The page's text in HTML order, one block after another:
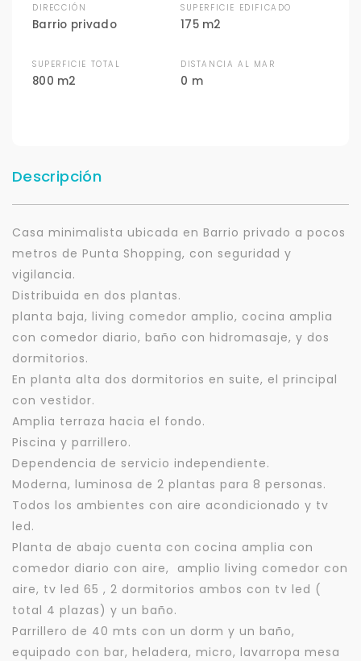
DIRECCIÓN
Barrio privado
SUPERFICIE EDIFICADO
175 m2
SUPERFICIE TOTAL
800 m2
DISTANCIA AL MAR
0 m
Descripción
Casa minimalista ubicada en Barrio privado a pocos
metros de Punta Shopping, con seguridad y
vigilancia.
Distribuida en dos plantas.
planta baja, living comedor amplio, cocina amplia
con comedor diario, baño con hidromasaje, y dos
dormitorios.
En planta alta dos dormitorios en suite, el principal
con vestidor.
Amplia terraza hacia el fondo.
Piscina y parrillero.
Dependencia de servicio independiente.
Moderna, luminosa de 2 plantas para 8 personas.
Todos los ambientes con aire acondicionado y tv
led.
Planta de abajo cuenta con cocina amplia con
comedor diario con aire, amplio living comedor con
aire, tv led 65 , 2 dormitorios ambos con tv led (
total 4 plazas) y un baño.
Parrillero de 40 mts con un dorm y un baño,
equipado con bar, heladera, micro, lavarropa mesa